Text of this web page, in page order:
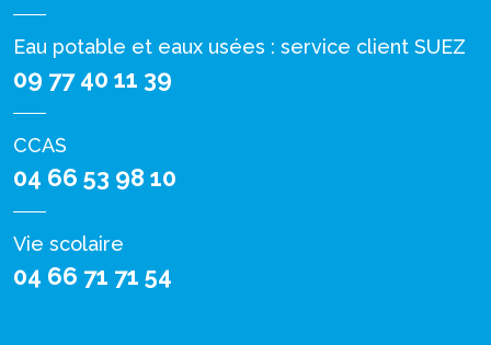
Eau potable et eaux usées : service client SUEZ
09 77 40 11 39
CCAS
04 66 53 98 10
Vie scolaire
04 66 71 71 54